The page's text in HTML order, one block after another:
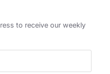
to receive our weekly